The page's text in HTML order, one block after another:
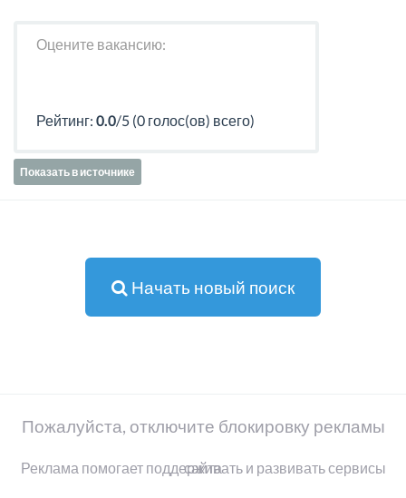
Оцените вакансию:
Рейтинг: 0.0/5 (0 голос(ов) всего)
Показать в источнике
Начать новый поиск
Пожалуйста, отключите блокировку рекламы
Реклама помогает поддерживать и развивать сервисы сайта